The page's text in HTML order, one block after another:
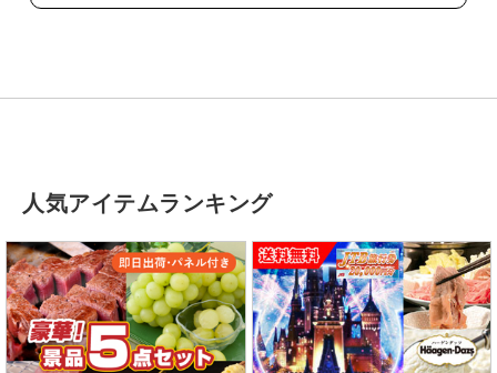
人気アイテムランキング